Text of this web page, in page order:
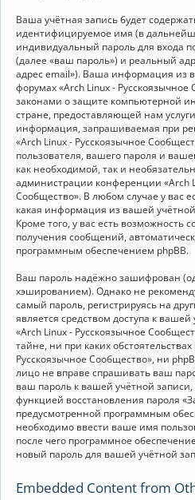
Ваша учётная запись будет
идентифицируемое имя (в
индивидуальный пароль для входа
(далее «ваш пароль») и реальный
адрес email»). Ваша информация из
форумах «Arch Linux - Русскоязычное
законами о защите компьютерной
стране, предоставляющей нам
информация, запрашиваемая при
«Arch Linux - Русскоязычное
пользователя, вашего пароля и
как необходимой, так и
администрации конференции «Arch
Сообщество». В любом случае у вас
какая информация из вашей
Кроме того, у вас есть возможность
получения сообщений,
программным обеспечением phpBB.
Ваш пароль надёжно зашифрован
хэшированием). Однако не
самый пароль, регистрируясь на
является средством доступа к
«Arch Linux - Русскоязычное
тайне, ни при каких
Русскоязычное Сообщество», ни
лицо не вправе спрашивать ваш
ваш пароль к вашей учётной
функцией восстановления пароля
предусмотренной программным
необходимо ввести ваше имя
после чего программное
новый пароль для вашей учётной
Embedded Content from